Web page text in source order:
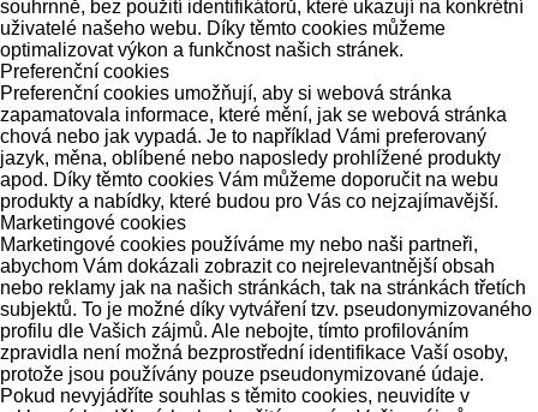
souhrnně, bez použití identifikátorů, které ukazují na konkrétní
uživatelé našeho webu. Díky těmto cookies můžeme
optimalizovat výkon a funkčnost našich stránek.
Preferenční cookies
Preferenční cookies umožňují, aby si webová stránka
zapamatovala informace, které mění, jak se webová stránka
chová nebo jak vypadá. Je to například Vámi preferovaný
jazyk, měna, oblíbené nebo naposledy prohlížené produkty
apod. Díky těmto cookies Vám můžeme doporučit na webu
produkty a nabídky, které budou pro Vás co nejzajímavější.
Marketingové cookies
Marketingové cookies používáme my nebo naši partneři,
abychom Vám dokázali zobrazit co nejrelevantnější obsah
nebo reklamy jak na našich stránkách, tak na stránkách třetích
subjektů. To je možné díky vytváření tzv. pseudonymizovaného
profilu dle Vašich zájmů. Ale nebojte, tímto profilováním
zpravidla není možná bezprostřední identifikace Vaší osoby,
protože jsou používány pouze pseudonymizované údaje.
Pokud nevyjádříte souhlas s těmito cookies, neuvidíte v